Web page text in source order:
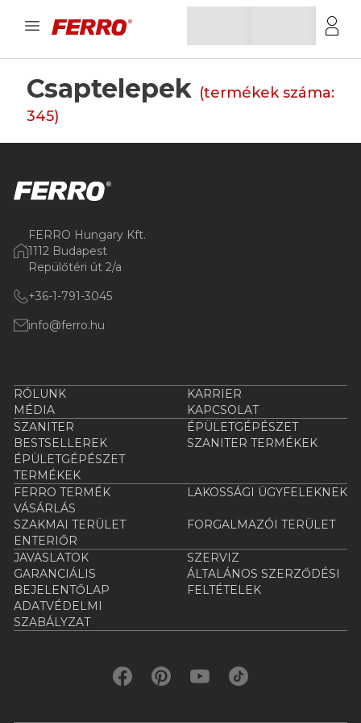
Csaptelepek (termékek száma:
345)
FERRO Hungary Kft.
1112 Budapest
Repülőtéri út 2/a
+36-1-791-3045
info@ferro.hu
RÓLUNK
KARRIER
MÉDIA
KAPCSOLAT
SZANITER
ÉPÜLETGÉPÉSZET
BESTSELLEREK
SZANITER TERMÉKEK
ÉPÜLETGÉPÉSZET
TERMÉKEK
FERRO TERMÉK
VÁSÁRLÁS
LAKOSSÁGI ÜGYFELEKNEK
SZAKMAI TERÜLET
FORGALMAZÓI TERÜLET
ENTERIŐR
JAVASLATOK
SZERVIZ
GARANCIÁLIS
BEJELENTŐLAP
ÁLTALÁNOS SZERZŐDÉSI
FELTÉTELEK
ADATVÉDELMI
SZABÁLYZAT